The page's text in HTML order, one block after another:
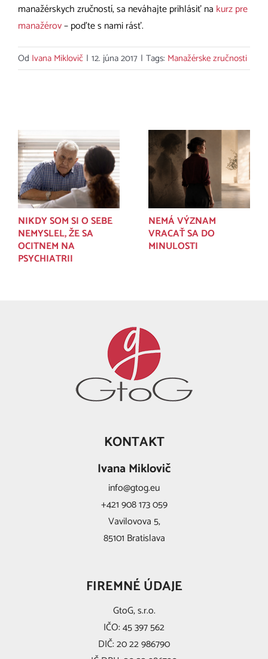
manažérskych zručností, sa neváhajte prihlásiť na kurz pre
manažérov– poďte s nami rásť.
Od Ivana Miklovič | 12. júna 2017 | Tags: Manažérske zručnosti
NIKDY SOM SI O SEBE
NEMYSLEL, ŽE SA
OCITNEM NA
PSYCHIATRII
NEMÁ VÝZNAM
VRACAŤ SA DO
MINULOSTI
KONTAKT
Ivana Miklovič
info@gtog.eu
+421 908 173 059
Vavilovova 5,
85101 Bratislava
FIREMNÉ ÚDAJE
GtoG, s.r.o.
IČO: 45 397 562
DIČ: 20 22 986790